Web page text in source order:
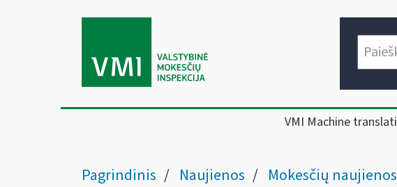
VMI Machine
Pagrindinis Naujienos Mokesčių naujienos